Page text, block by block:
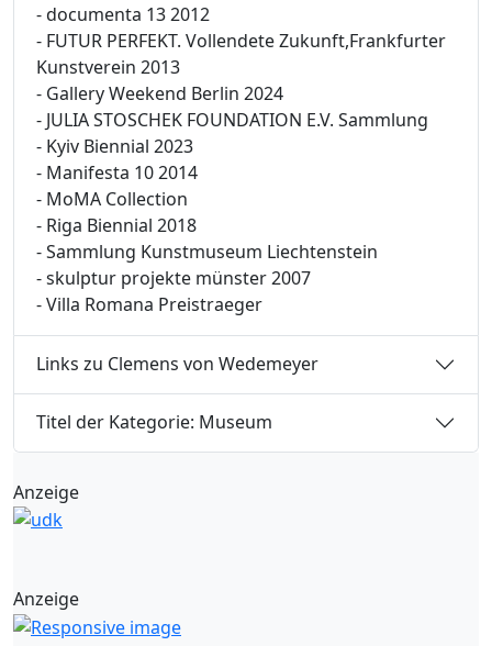
- documenta 13 2012
- FUTUR PERFEKT. Vollendete Zukunft,Frankfurter
Kunstverein 2013
- Gallery Weekend Berlin 2024
- JULIA STOSCHEK FOUNDATION E.V. Sammlung
- Kyiv Biennial 2023
- Manifesta 10 2014
- MoMA Collection
- Riga Biennial 2018
- Sammlung Kunstmuseum Liechtenstein
- skulptur projekte münster 2007
- Villa Romana Preistraeger
Links zu Clemens von Wedemeyer
Titel der Kategorie: Museum
Anzeige
Anzeige